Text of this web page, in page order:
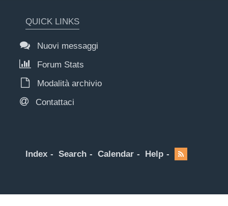
QUICK LINKS
Nuovi messaggi
Forum Stats
Modalità archivio
Contattaci
Index Search Calendar Help